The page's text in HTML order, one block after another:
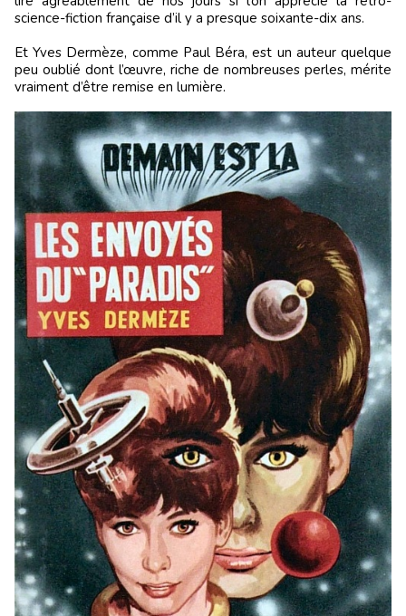
science-fiction française d’il y a presque soixante-dix ans.
Et Yves Dermèze, comme Paul Béra, est un auteur quelque
peu oublié dont l’œuvre, riche de nombreuses perles, mérite
vraiment d’être remise en lumière.